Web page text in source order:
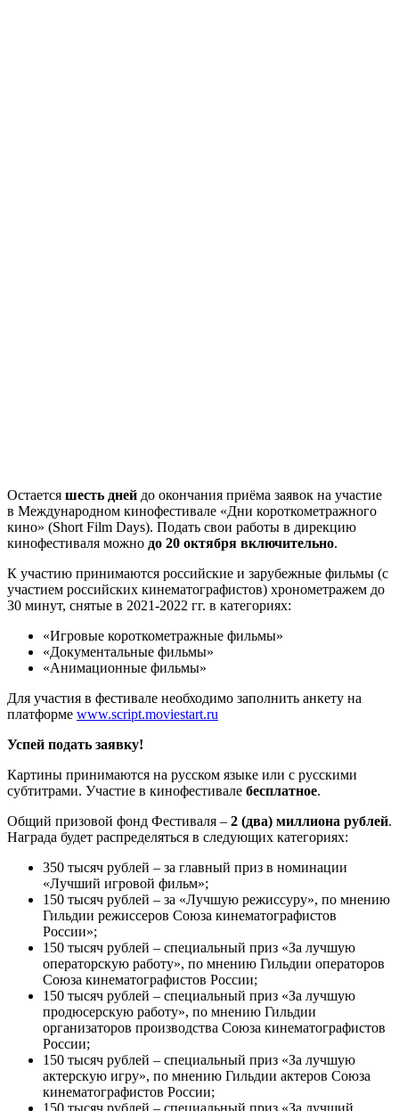
Остается шесть дней до окончания приёма заявок на участие
в Международном кинофестивале «Дни короткометражного
кино» (Short Film Days). Подать свои работы в дирекцию
кинофестиваля можно до 20 октября включительно.
К участию принимаются российские и зарубежные фильмы (с
участием российских кинематографистов) хронометражем до
30 минут, снятые в 2021-2022 гг. в категориях:
«Игровые короткометражные фильмы»
«Документальные фильмы»
«Анимационные фильмы»
Для участия в фестивале необходимо заполнить анкету на
платформе www.script.moviestart.ru
Успей подать заявку!
Картины принимаются на русском языке или с русскими
субтитрами. Участие в кинофестивале бесплатное.
Общий призовой фонд Фестиваля – 2 (два) миллиона рублей.
Награда будет распределяться в следующих категориях:
350 тысяч рублей – за главный приз в номинации
«Лучший игровой фильм»;
150 тысяч рублей – за «Лучшую режиссуру», по мнению
Гильдии режиссеров Союза кинематографистов
России»;
150 тысяч рублей – специальный приз «За лучшую
операторскую работу», по мнению Гильдии операторов
Союза кинематографистов России;
150 тысяч рублей – специальный приз «За лучшую
продюсерскую работу», по мнению Гильдии
организаторов производства Союза кинематографистов
России;
150 тысяч рублей – специальный приз «За лучшую
актерскую игру», по мнению Гильдии актеров Союза
кинематографистов России;
150 тысяч рублей – специальный приз «За лучший